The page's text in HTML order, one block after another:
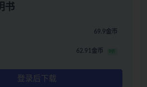
书
69.9金币
62.91金币 9折
登录后下载